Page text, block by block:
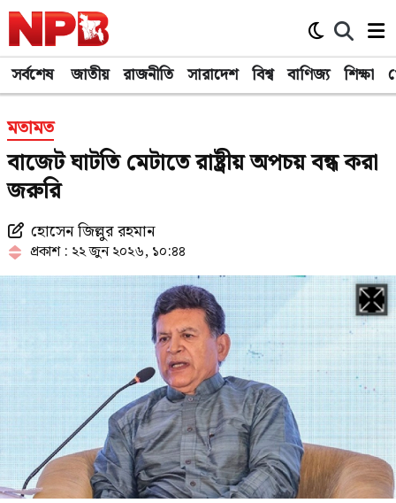
সর্বশেষ জাতীয় রাজনীতি সারাদেশ বিশ্ব বাণিজ্য শিক্ষা
মতামত
বাজেট ঘাটতি মেটাতে রাষ্ট্রীয় অপচয় বন্ধ করা
জরুরি
হোসেন জিল্লুর রহমান
প্রকাশ : ২২ জুন ২০২৬, ১০:৪৪